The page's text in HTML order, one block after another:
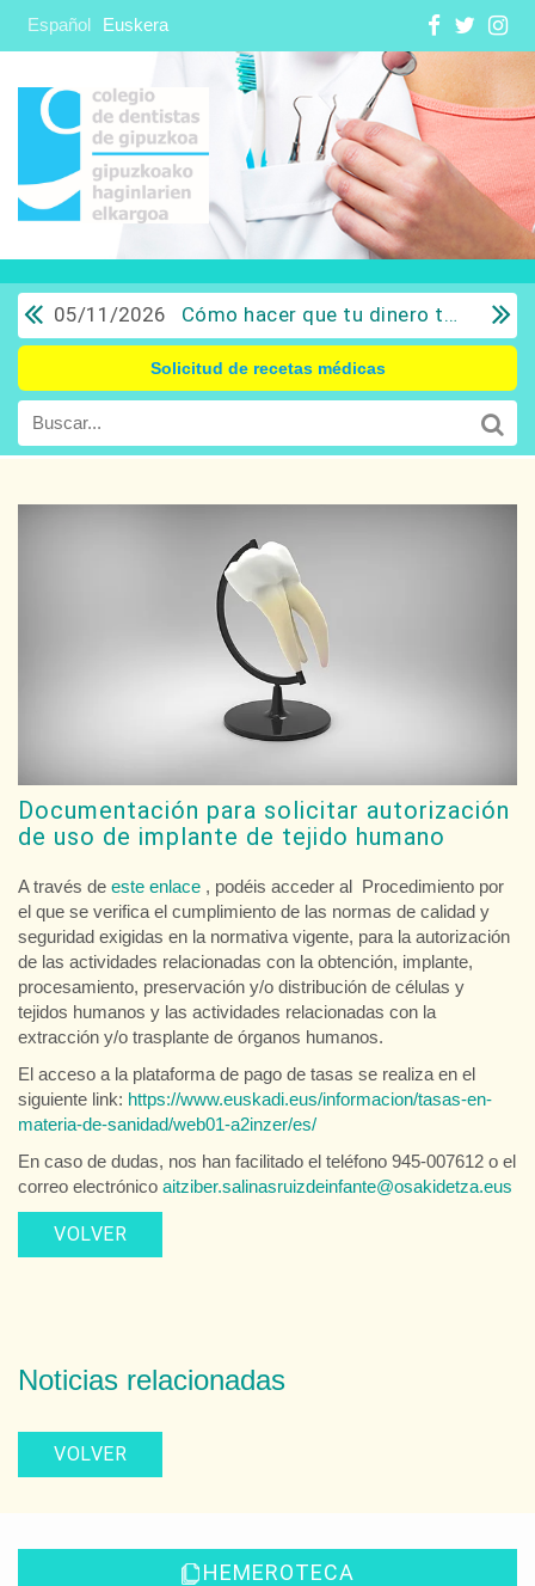
Español Euskera
05/11/2026 Cómo hacer que tu dinero trabaje para ti: Del ahorro a la inversión con sentido común.
Solicitud de recetas médicas
Documentación para solicitar autorización
de uso de implante de tejido humano
A través de este enlace , podéis acceder al Procedimiento por
el que se verifica el cumplimiento de las normas de calidad y
seguridad exigidas en la normativa vigente, para la autorización
de las actividades relacionadas con la obtención, implante,
procesamiento, preservación y/o distribución de células y
tejidos humanos y las actividades relacionadas con la
extracción y/o trasplante de órganos humanos.
El acceso a la plataforma de pago de tasas se realiza en el
siguiente link: https://www.euskadi.eus/informacion/tasas-en-
materia-de-sanidad/web01-a2inzer/es/
En caso de dudas, nos han facilitado el teléfono 945-007612 o el
correo electrónico aitziber.salinasruizdeinfante@osakidetza.eus
VOLVER
Noticias relacionadas
VOLVER
HEMEROTECA